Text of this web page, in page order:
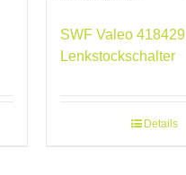
SWF Valeo 418429
Lenkstockschalter
Details